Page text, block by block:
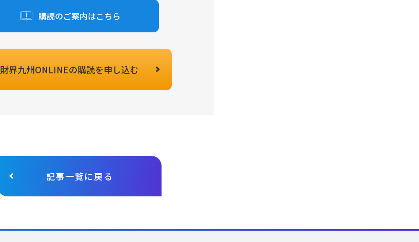
購読のご案内はこちら
財界九州ONLINEの購読を申し込む
記事一覧に戻る